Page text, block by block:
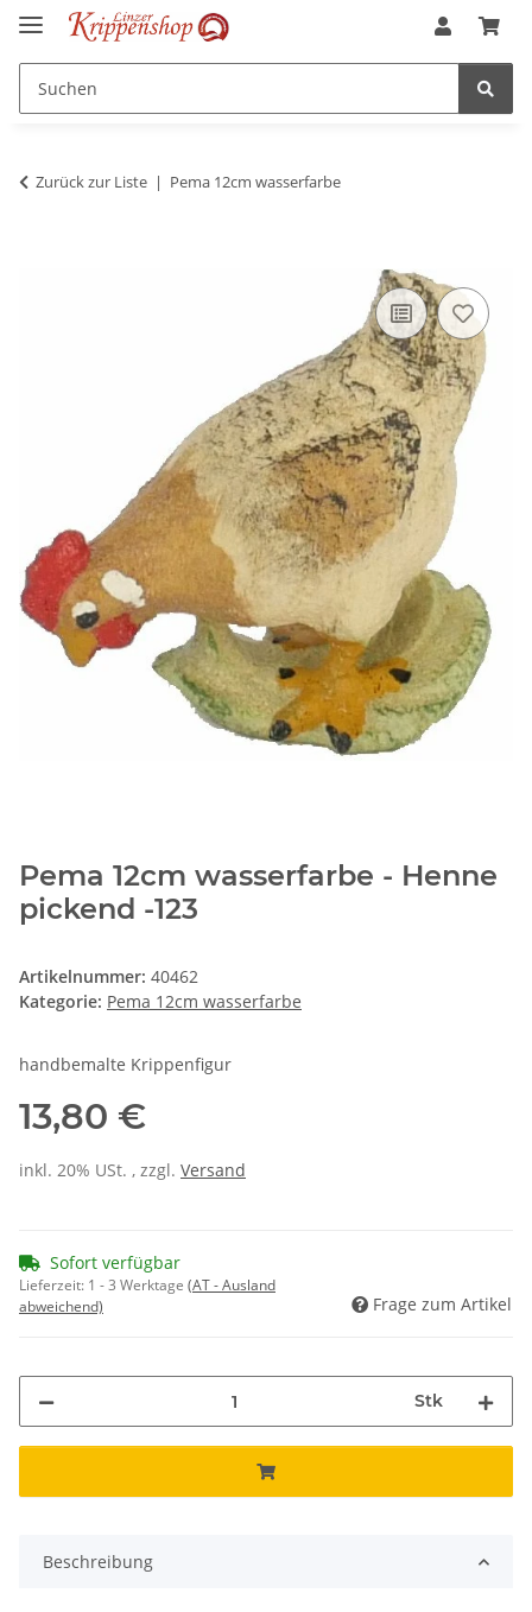
Zurück zur Liste Pema 12cm wasserfarbe
Pema 12cm wasserfarbe - Henne
pickend -123
Artikelnummer: 40462
Kategorie: Pema 12cm wasserfarbe
handbemalte Krippenfigur
13,80 €
inkl. 20% USt. , zzgl. Versand
Sofort verfügbar
Lieferzeit: 1 - 3 Werktage (AT - Ausland
abweichend)
Frage zum Artikel
Stk
Beschreibung